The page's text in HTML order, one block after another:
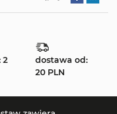
2
dostawa od:
20 PLN